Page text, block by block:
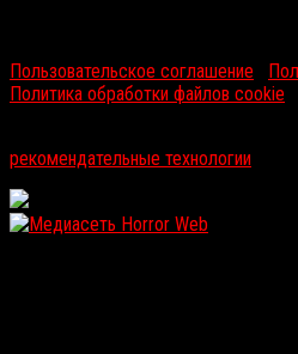
Пользовательское соглашение
Политика обработки файлов cookie
рекомендательные технологии